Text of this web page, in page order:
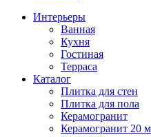
Интерьеры
Ванная
Кухня
Гостиная
Терраса
Каталог
Плитка для стен
Плитка для пола
Керамогранит
Керамогранит 20